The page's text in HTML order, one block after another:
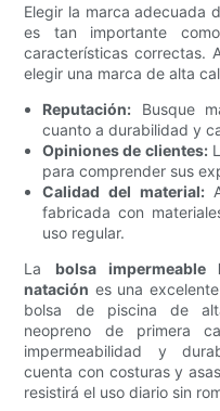
Elegir la marca adecuada
es tan importante
características correctas.
elegir una marca de alta
Reputación: Busque
cuanto a durabilidad y
Opiniones de clientes:
para comprender sus
Calidad del material:
fabricada con
uso regular.
La bolsa
natación es una
bolsa de piscina de
neopreno de primera
impermeabilidad y
cuenta con costuras y
resistirá el uso diario sin